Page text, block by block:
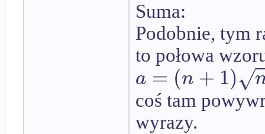
Suma:
Podobnie, tym
to połowa
a = (n + 1)√
coś tam
wyrazy.